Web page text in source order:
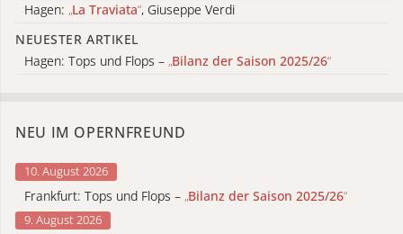
Hagen: „La Traviata“, Giuseppe Verdi
NEUESTER ARTIKEL
Hagen: Tops und Flops – „Bilanz der Saison 2025/26“
NEU IM OPERNFREUND
10. August 2026
Frankfurt: Tops und Flops – „Bilanz der Saison 2025/26“
9. August 2026